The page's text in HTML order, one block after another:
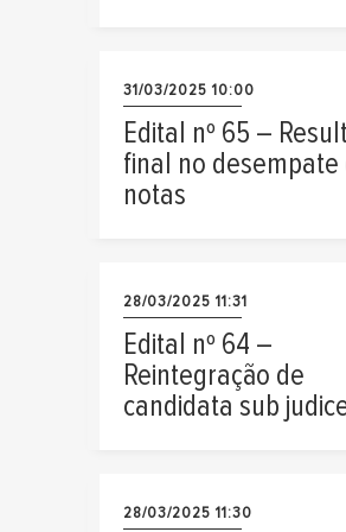
31/03/2025 10:00
Edital nº 65 –
final no desempate
notas
28/03/2025 11:31
Edital nº 64 –
Reintegração de
candidata sub
28/03/2025 11:30